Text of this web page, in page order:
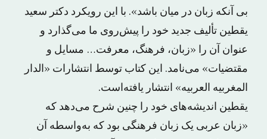
بی آنکه زبان در میان باشد». با این رویکرد دکتر سعید
یقطین تألیف جدید خود را پیش‌روی ما می‌گذارد و
عنوان آن را «زبان، فرهنگ، معرفت… مسایل و
مقتضیات» می‌نامد. این کتاب توسط انتشارات «الدار
المغربیه العربیه» انتشار یافته‌است.
یقطین اندیشه‌های خود را چنین شرح می‌دهد که
«زبان عربی یک زبان فرهنگی بود که به‌واسطه آن